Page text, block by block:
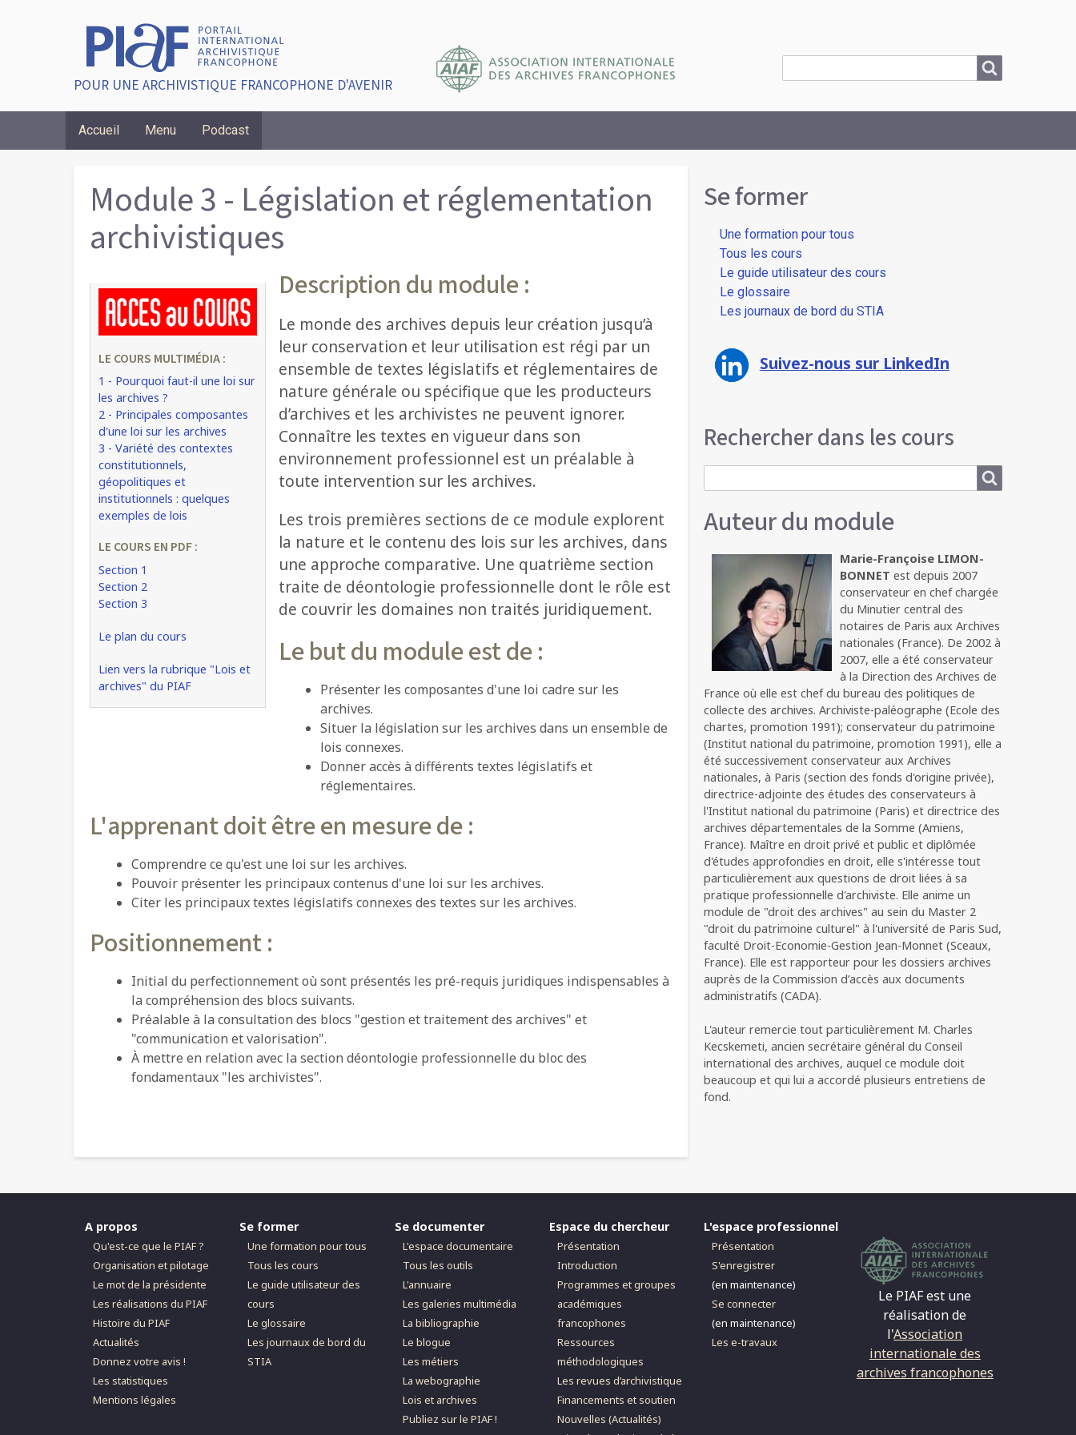
POUR UNE ARCHIVISTIQUE FRANCOPHONE D'AVENIR Search
Accueil Menu Podcast
Module 3 - Législation et réglementation
archivistiques
LE COURS MULTIMÉDIA :
1 - Pourquoi faut-il une loi sur
les archives ?
2 - Principales composantes
d'une loi sur les archives
3 - Variété des contextes
constitutionnels,
géopolitiques et
institutionnels : quelques
exemples de lois
LE COURS EN PDF :
Section 1
Section 2
Section 3
Le plan du cours
Lien vers la rubrique "Lois et
archives" du PIAF
Description du module :
Le monde des archives depuis leur création jusqu’à
leur conservation et leur utilisation est régi par un
ensemble de textes législatifs et réglementaires de
nature générale ou spécifique que les producteurs
d’archives et les archivistes ne peuvent ignorer.
Connaître les textes en vigueur dans son
environnement professionnel est un préalable à
toute intervention sur les archives.
Les trois premières sections de ce module explorent
la nature et le contenu des lois sur les archives, dans
une approche comparative. Une quatrième section
traite de déontologie professionnelle dont le rôle est
de couvrir les domaines non traités juridiquement.
Le but du module est de :
Présenter les composantes d'une loi cadre sur les
archives.
Situer la législation sur les archives dans un ensemble de
lois connexes.
Donner accès à différents textes législatifs et
réglementaires.
L'apprenant doit être en mesure de :
Comprendre ce qu'est une loi sur les archives.
Pouvoir présenter les principaux contenus d'une loi sur les archives.
Citer les principaux textes législatifs connexes des textes sur les archives.
Positionnement :
Initial du perfectionnement où sont présentés les pré-requis juridiques indispensables à
la compréhension des blocs suivants.
Préalable à la consultation des blocs "gestion et traitement des archives" et
"communication et valorisation".
À mettre en relation avec la section déontologie professionnelle du bloc des
fondamentaux "les archivistes".
Se former
Une formation pour tous
Tous les cours
Le guide utilisateur des cours
Le glossaire
Les journaux de bord du STIA
Suivez-nous sur LinkedIn
Rechercher dans les cours
Auteur du module
Marie-Françoise LIMON-
BONNET est depuis 2007
conservateur en chef chargée
du Minutier central des
notaires de Paris aux Archives
nationales (France). De 2002 à
2007, elle a été conservateur
à la Direction des Archives de
France où elle est chef du bureau des politiques de
collecte des archives. Archiviste-paléographe (Ecole des
chartes, promotion 1991); conservateur du patrimoine
(Institut national du patrimoine, promotion 1991), elle a
été successivement conservateur aux Archives
nationales, à Paris (section des fonds d'origine privée),
directrice-adjointe des études des conservateurs à
l'Institut national du patrimoine (Paris) et directrice des
archives départementales de la Somme (Amiens,
France). Maître en droit privé et public et diplômée
d'études approfondies en droit, elle s'intéresse tout
particulièrement aux questions de droit liées à sa
pratique professionnelle d'archiviste. Elle anime un
module de "droit des archives" au sein du Master 2
"droit du patrimoine culturel" à l'université de Paris Sud,
faculté Droit-Economie-Gestion Jean-Monnet (Sceaux,
France). Elle est rapporteur pour les dossiers archives
auprès de la Commission d’accès aux documents
administratifs (CADA).
L'auteur remercie tout particulièrement M. Charles
Kecskemeti, ancien secrétaire général du Conseil
international des archives, auquel ce module doit
beaucoup et qui lui a accordé plusieurs entretiens de
fond.
A propos
Qu'est-ce que le PIAF ?
Organisation et pilotage
Le mot de la présidente
Les réalisations du PIAF
Histoire du PIAF
Actualités
Donnez votre avis !
Les statistiques
Mentions légales
Se former
Une formation pour tous
Tous les cours
Le guide utilisateur des
cours
Le glossaire
Les journaux de bord du
STIA
Se documenter
L'espace documentaire
Tous les outils
L'annuaire
Les galeries multimédia
La bibliographie
Le blogue
Les métiers
La webographie
Lois et archives
Publiez sur le PIAF !
Espace du chercheur
Présentation
Introduction
Programmes et groupes
académiques
francophones
Ressources
méthodologiques
Les revues d’archivistique
Financements et soutien
Nouvelles (Actualités)
L'espace professionnel
Présentation
S'enregistrer
(en maintenance)
Se connecter
(en maintenance)
Les e-travaux
Le PIAF est une
réalisation de
l'Association
internationale des
archives francophones